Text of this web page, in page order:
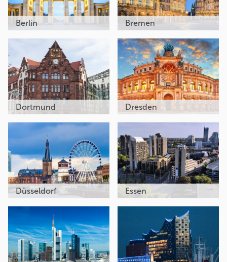
Berlin Bremen
Dortmund Dresden
Düsseldorf Essen